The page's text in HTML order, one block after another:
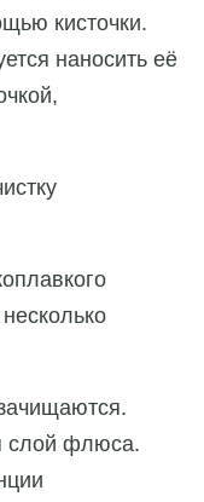
кисточки.
наносить её
слой флюса.